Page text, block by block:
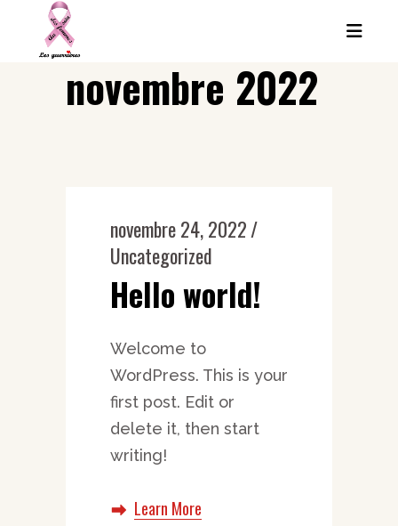
novembre 2022
novembre 24, 2022
Uncategorized
Hello world!
Welcome to
WordPress. This is your
first post. Edit or
delete it, then start
writing!
Learn More